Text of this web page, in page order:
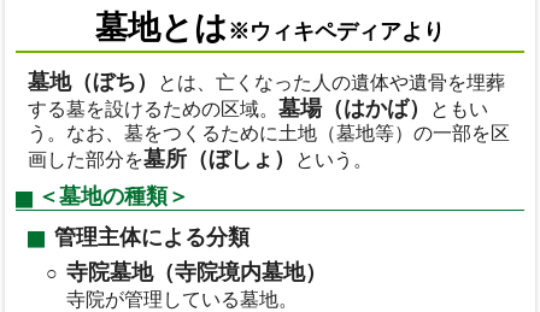
墓地とは※ウィキペディアより
墓地（ぼち）
とは、亡くなった人の遺体や遺骨を埋葬
する墓を設けるための区域。墓場（はかば）
ともい
う。なお、墓をつくるために土地（墓地等）の一部を区
画した部分を墓所（ぼしょ） という。
＜墓地の種類＞
管理主体による分類
寺院墓地（寺院境内墓地）
寺院が管理している墓地。